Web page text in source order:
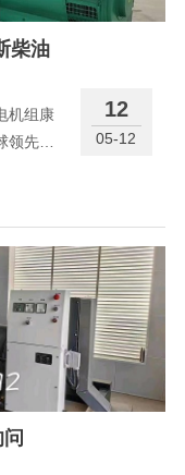
柴油
机组康
先的
全集成
12
05-12